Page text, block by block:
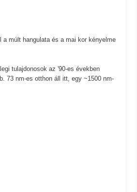
múlt hangulata és a mai kor kényelme
tulajdonosok az '90-es években
73 nm-es otthon áll itt, egy ~1500 nm-